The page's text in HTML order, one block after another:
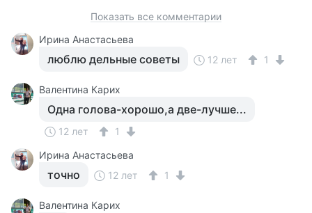
Показать все комментарии
Ирина Анастасьева
люблю дельные советы 12 лет 1
Валентина Карих
Одна голова-хорошо,а две-лучше...
12 лет
1
Ирина Анастасьева
точно 12 лет 1
Валентина Карих